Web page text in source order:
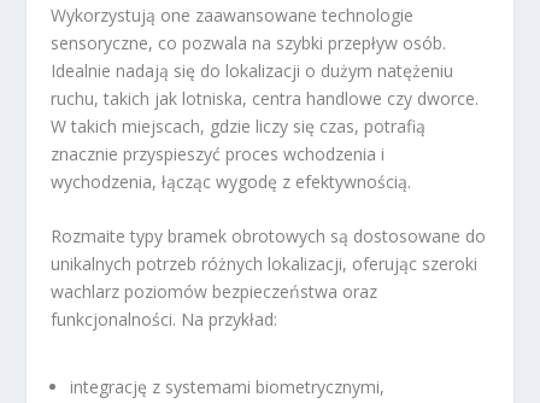
Wykorzystują one zaawansowane technologie
sensoryczne, co pozwala na szybki przepływ osób.
Idealnie nadają się do lokalizacji o dużym natężeniu
ruchu, takich jak lotniska, centra handlowe czy dworce.
W takich miejscach, gdzie liczy się czas, potrafią
znacznie przyspieszyć proces wchodzenia i
wychodzenia, łącząc wygodę z efektywnością.
Rozmaite typy bramek obrotowych są dostosowane do
unikalnych potrzeb różnych lokalizacji, oferując szeroki
wachlarz poziomów bezpieczeństwa oraz
funkcjonalności. Na przykład:
integrację z systemami biometrycznymi,